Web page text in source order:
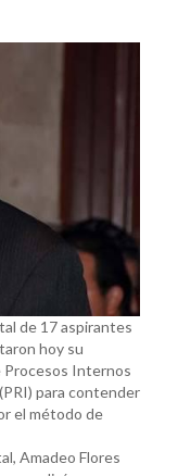
de 17 aspirantes
hoy su
Procesos Internos
para contender
el método de
Amadeo Flores